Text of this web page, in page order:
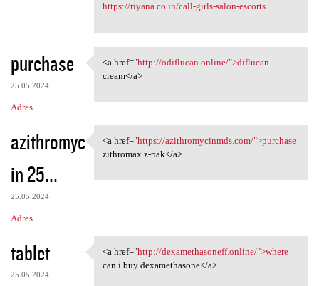
https://riyana.co.in/call-girls-salon-escorts
purchase
25.05.2024
Adres
<a href="http://odiflucan
<a href="http://odiflucan.online/">diflucan
cream</a>
azithromyc
in 25...
25.05.2024
Adres
<a href="https:/
<a href="https://azithromycinmds.com/">purchase
zithromax z-pak</a>
tablet
25.05.2024
<a href="http:/
<a href="http://dexamethasoneff.online/">where
can i buy dexamethasone</a>